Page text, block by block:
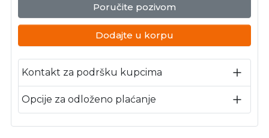
Poručite pozivom
Dodajte u korpu
Kontakt za podršku kupcima
Opcije za odloženo plaćanje